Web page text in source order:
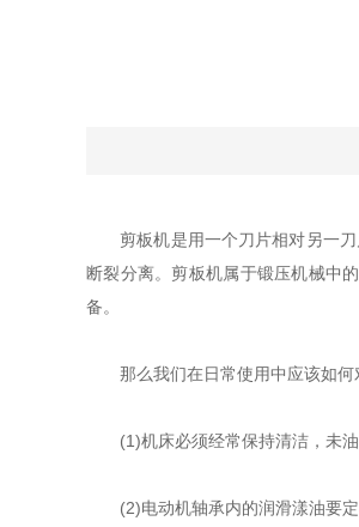
剪板机是用一个刀片相对另一刀
断裂分离。剪板机属于锻压机械中
备。
那么我们在日常使用中应该如何
(1)机床必须经常保持清洁，未油
(2)电动机轴承内的润滑漾油要定